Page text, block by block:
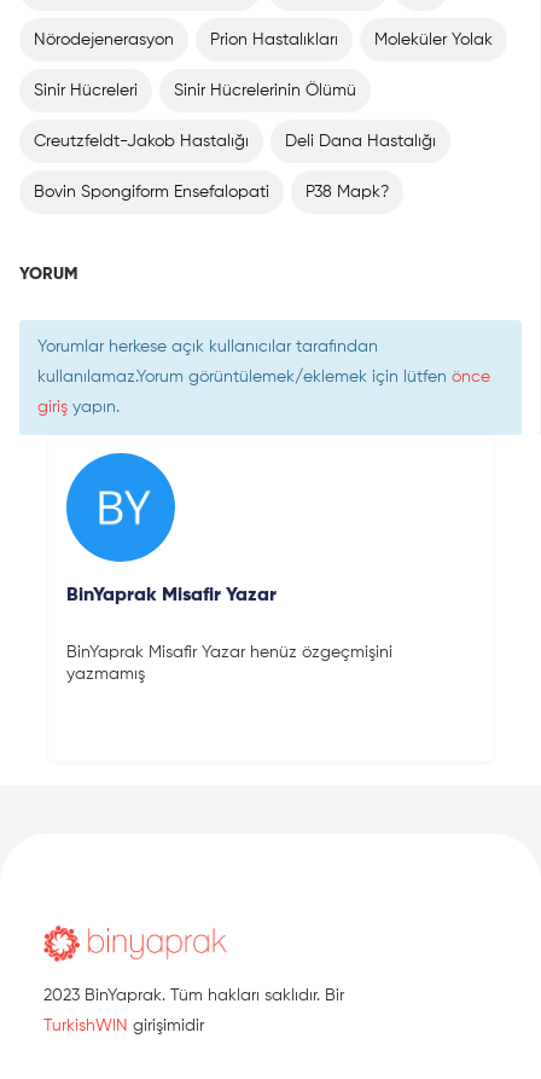
Nörodejenerasyon Prion Hastalıkları Moleküler Yolak
Sinir Hücreleri Sinir Hücrelerinin Ölümü
Creutzfeldt-Jakob Hastalığı Deli Dana Hastalığı
Bovin Spongiform Ensefalopati P38 Mapk?
YORUM
Yorumlar herkese açık kullanıcılar tarafından
kullanılamaz.Yorum görüntülemek/eklemek için lütfen önce
giriş yapın.
BinYaprak Misafir Yazar
BinYaprak Misafir Yazar henüz özgeçmişini
yazmamış
2023 BinYaprak. Tüm hakları saklıdır. Bir
TurkishWIN girişimidir